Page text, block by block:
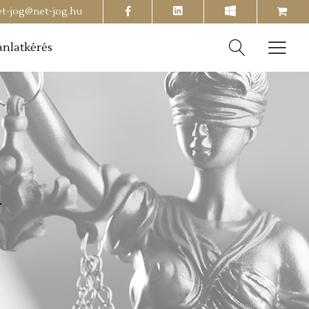
jog@net-jog.hu facebook
shopping-
cart